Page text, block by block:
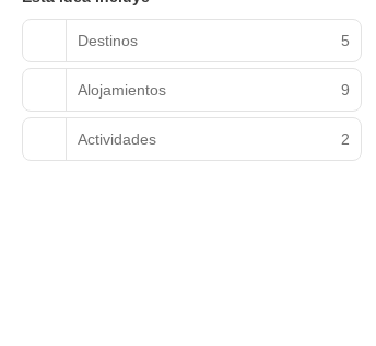
Destinos 5
Alojamientos 9
Actividades 2